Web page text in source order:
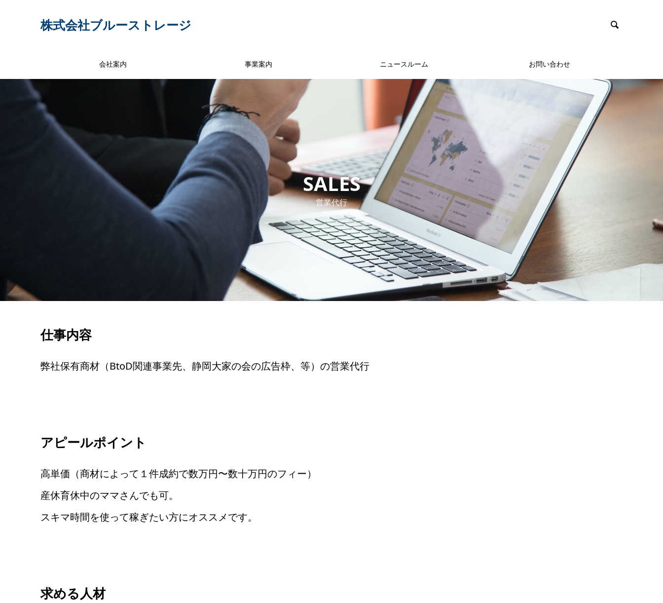
株式会社ブルーストレージ 
会社案内 事業案内 ニュースルーム お問い合わせ
SALES
営業代行
仕事内容
弊社保有商材（BtoD関連事業先、静岡大家の会の広告枠、等）の営業代行
アピールポイント
高単価（商材によって１件成約で数万円〜数十万円のフィー）
産休育休中のママさんでも可。
スキマ時間を使って稼ぎたい方にオススメです。
求める人材